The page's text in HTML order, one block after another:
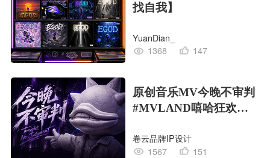
找自我】
YuanDian_
1368
147
原创音乐MV今晚不审判
#MVLAND嘻哈狂欢派
卷云品牌IP设计
1567
151